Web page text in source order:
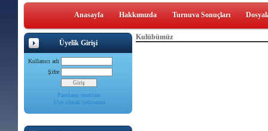
Anasayfa Hakkımızda Turnuva Sonuçları
Üyelik Girişi
Kullanıcı adı
Şifre
Parolamı unuttum
Üye olmak istiyorum
Kulübümüz